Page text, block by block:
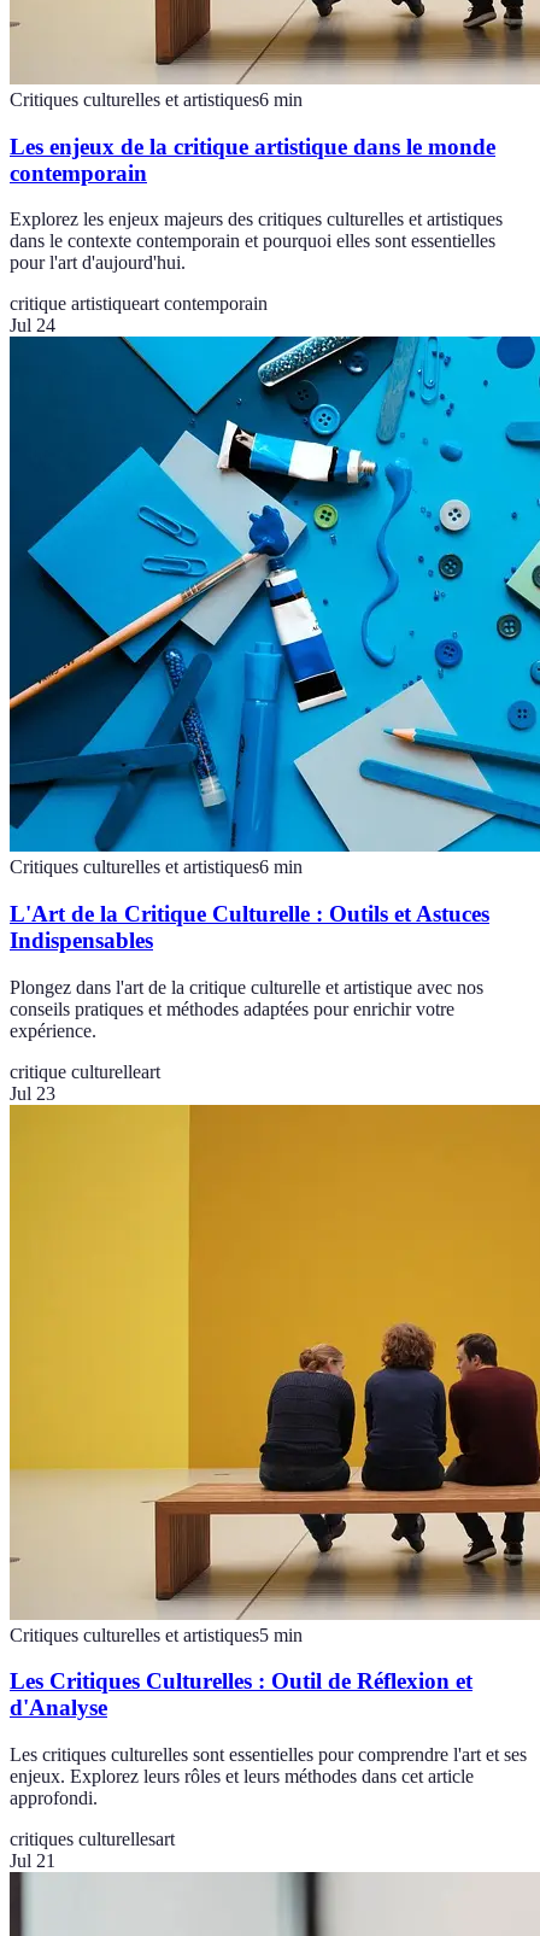
Critiques culturelles et artistiques6 min
Les enjeux de la critique artistique dans le monde
contemporain
Explorez les enjeux majeurs des critiques culturelles et artistiques
dans le contexte contemporain et pourquoi elles sont essentielles
pour l'art d'aujourd'hui.
critique artistiqueart contemporain
Jul 24
Critiques culturelles et artistiques6 min
L'Art de la Critique Culturelle : Outils et Astuces
Indispensables
Plongez dans l'art de la critique culturelle et artistique avec nos
conseils pratiques et méthodes adaptées pour enrichir votre
expérience.
critique culturelleart
Jul 23
Critiques culturelles et artistiques5 min
Les Critiques Culturelles : Outil de Réflexion et
d'Analyse
Les critiques culturelles sont essentielles pour comprendre l'art et ses
enjeux. Explorez leurs rôles et leurs méthodes dans cet article
approfondi.
critiques culturellesart
Jul 21